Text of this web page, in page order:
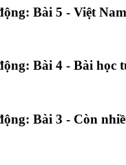
Bài 5 - Việt
Bài 4 - Bài học
Bài 3 - Còn